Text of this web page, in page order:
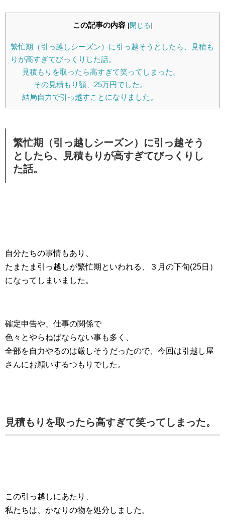
この記事の内容 [閉じる]
繁忙期（引っ越しシーズン）に引っ越そうとしたら、見積も
りが高すぎてびっくりした話。
見積もりを取ったら高すぎて笑ってしまった。
その見積もり額、25万円でした。
結局自力で引っ越すことになりました。
繁忙期（引っ越しシーズン）に引っ越そう
としたら、見積もりが高すぎてびっくりし
た話。
自分たちの事情もあり、
たまたま引っ越しが繁忙期といわれる、３月の下旬(25日）
になってしまいました。
確定申告や、仕事の関係で
色々とやらねばならない事も多く、
全部を自力やるのは厳しそうだったので、今回は引越し屋
さんにお願いするつもりでした。
見積もりを取ったら高すぎて笑ってしまった。
この引っ越しにあたり、
私たちは、かなりの物を処分しました。